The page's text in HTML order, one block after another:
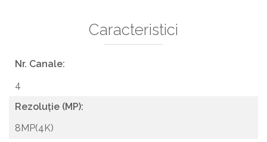
Caracteristici
Nr. Canale:
4
Rezoluție (MP):
8MP(4K)